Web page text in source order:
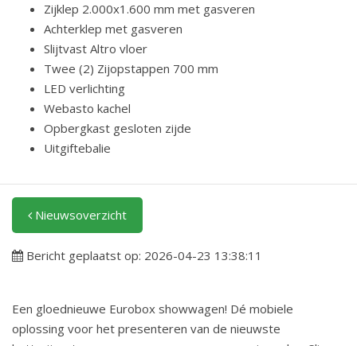
Zijklep 2.000x1.600 mm met gasveren
Achterklep met gasveren
Slijtvast Altro vloer
Twee (2) Zijopstappen 700 mm
LED verlichting
Webasto kachel
Opbergkast gesloten zijde
Uitgiftebalie
Nieuwsoverzicht
Bericht geplaatst op: 2026-04-23 13:38:11
Een gloednieuwe Eurobox showwagen! Dé mobiele
oplossing voor het presenteren van de nieuwste